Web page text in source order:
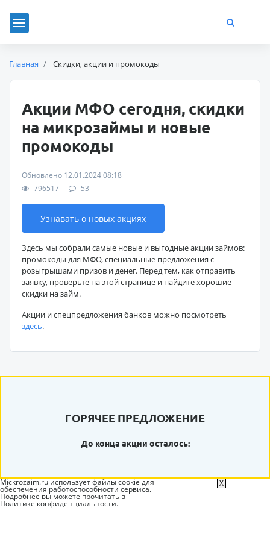
Главная Скидки, акции и промокоды
Акции МФО сегодня, скидки
на микрозаймы и новые
промокоды
Обновлено 12.01.2024 08:18
796517
53
Узнавать о новых акциях
Здесь мы собрали самые новые и выгодные акции займов:
промокоды для МФО, специальные предложения с
розыгрышами призов и денег. Перед тем, как отправить
заявку, проверьте на этой странице и найдите хорошие
скидки на займ.
Акции и спецпредложения банков можно посмотреть
здесь.
ГОРЯЧЕЕ ПРЕДЛОЖЕНИЕ
До конца акции осталось:
Mickrozaim.ru использует файлы cookie для
обеспечения работоспособности сервиса.
Подробнее вы можете прочитать в
Политике конфиденциальности.
X